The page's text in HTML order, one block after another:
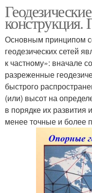
Основным принципом
геодезических сетей
к частному»: вначале
разреженные
быстрого
(или) высот на
в порядке их
менее точные и более